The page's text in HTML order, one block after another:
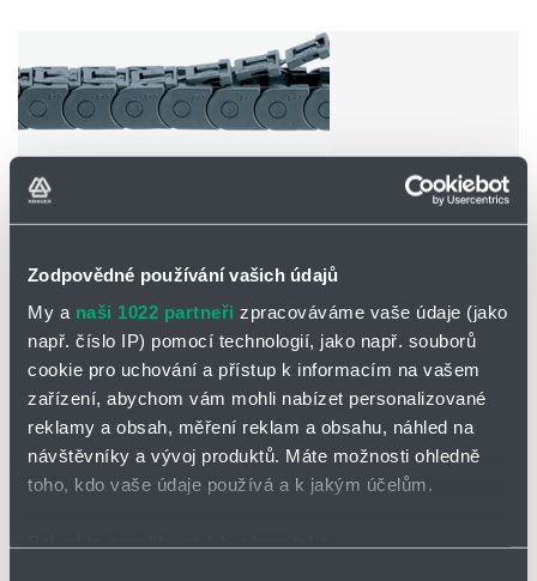
Zodpovědné používání vašich údajů
My a naši 1022 partneři zpracováváme vaše údaje (jako
např. číslo IP) pomocí technologií, jako např. souborů
cookie pro uchování a přístup k informacím na vašem
zařízení, abychom vám mohli nabízet personalizované
reklamy a obsah, měření reklam a obsahu, náhled na
návštěvníky a vývoj produktů. Máte možnosti ohledně
toho, kdo vaše údaje používá a k jakým účelům.
Zipper
Vnitřní výška: 9 až 32 mm
Rychlá instalace díky principu zipu
Podkategorie